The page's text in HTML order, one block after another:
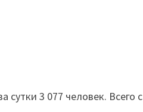
сутки 3 077 человек. Всего с